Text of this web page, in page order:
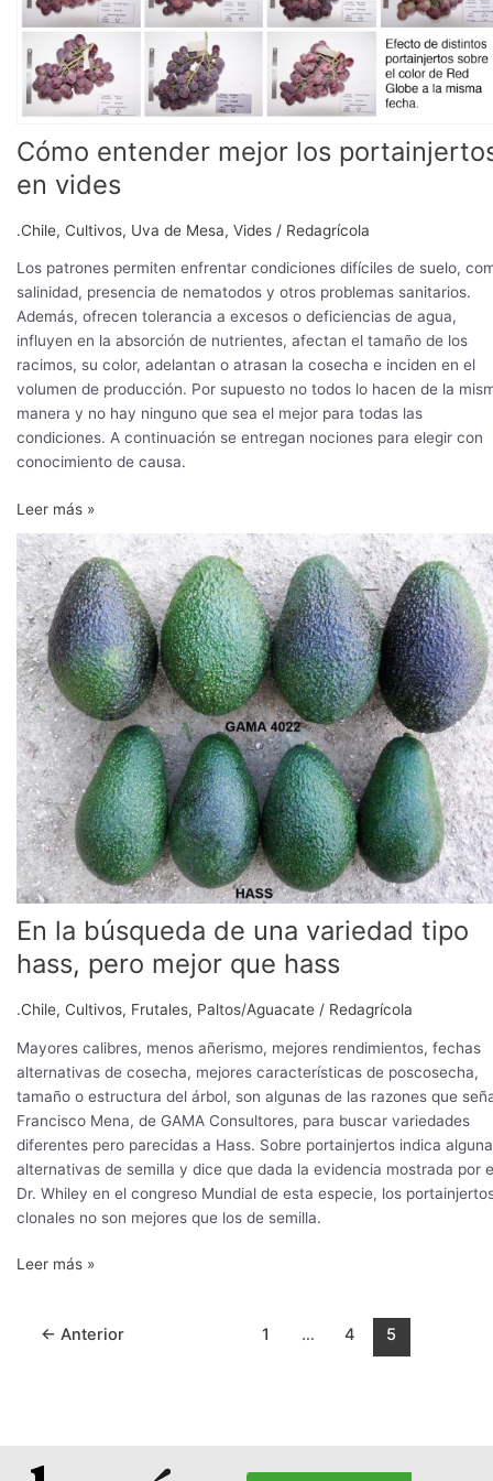
Cómo entender mejor los
en vides
.Chile, Cultivos, Uva de Mesa, Vides / Redagrícola
Los patrones permiten enfrentar condiciones difíciles de suelo,
salinidad, presencia de nematodos y otros problemas sanitarios.
Además, ofrecen tolerancia a excesos o deficiencias de agua,
influyen en la absorción de nutrientes, afectan el tamaño de los
racimos, su color, adelantan o atrasan la cosecha e inciden en el
volumen de producción. Por supuesto no todos lo hacen de la
manera y no hay ninguno que sea el mejor para todas las
condiciones. A continuación se entregan nociones para elegir con
conocimiento de causa.
los
portainjertos
en
vides
Leer más »
En la búsqueda de una variedad tipo
hass, pero mejor que hass
.Chile, Cultivos, Frutales, Paltos/Aguacate / Redagrícola
Mayores calibres, menos añerismo, mejores rendimientos, fechas
alternativas de cosecha, mejores características de poscosecha,
tamaño o estructura del árbol, son algunas de las razones que
Francisco Mena, de GAMA Consultores, para buscar variedades
diferentes pero parecidas a Hass. Sobre portainjertos indica
alternativas de semilla y dice que dada la evidencia mostrada por
Dr. Whiley en el congreso Mundial de esta especie, los
clonales no son mejores que los de semilla.
En
la
búsqueda
de
una
variedad
tipo
hass,
pero
mejor
que
hass
Leer más »
← Anterior 1 … 4 5